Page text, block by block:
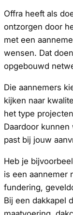
Offra heeft als
ontzorgen door
met een
wensen. Dat
opgebouwd
Die aannemers
kijken naar
het type
Daardoor
past bij jouw
Heb je
is een aannemer
fundering,
Bij een dakkapel